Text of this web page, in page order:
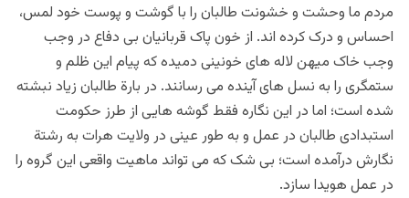
مردم ما وحشت و خشونت طالبان را با گوشت و پوست خود لمس،
احساس و درک کرده اند. از خون پاک قربانيان بی دفاع در وجب
وجب خاک ميهن لاله های خونينی دميده که پيام اين ظلم و
ستمگری را به نسل های آينده می رسانند. در بارة طالبان زياد نبشته
شده است؛ اما در اين نگاره فقط گوشه هايی از طرز حکومت
استبدادی طالبان در عمل و به طور عينی در ولايت هرات به رشتة
نگارش درآمده است؛ بی شک که می تواند ماهيت واقعی اين گروه را
در عمل هويدا سازد.